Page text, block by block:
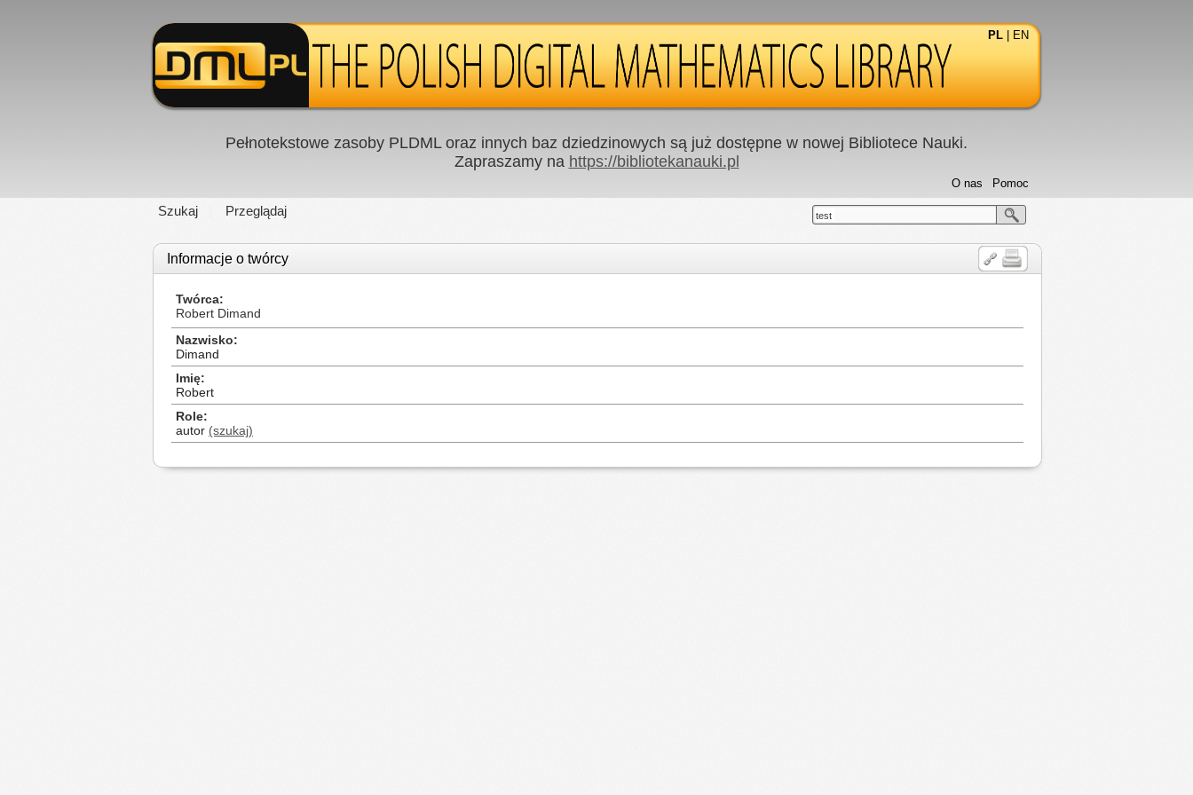
PL EN
Pełnotekstowe zasoby PLDML oraz innych baz dziedzinowych są już dostępne w nowej Bibliotece Nauki.
Zapraszamy na https://bibliotekanauki.pl
Szukaj Przeglądaj
Pomoc
O nas
test
Informacje o twórcy
Twórca
Robert Dimand
Nazwisko
Dimand
Imię
Robert
Role
autor (szukaj)